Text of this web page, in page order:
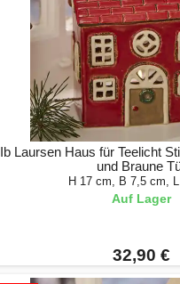
Ib Laursen Haus für Teelicht
und Braune
H 17 cm, B 7,5 cm,
Auf Lager
32,90 €